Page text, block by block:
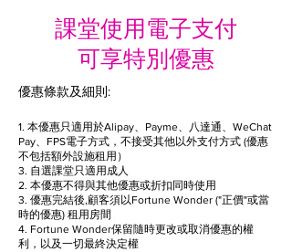
課堂使用電子支付
可享特別優惠
優惠條款及細則:
1. 本優惠只適用於Alipay、Payme、八達通、WeChat
Pay、FPS電子方式，不接受其他以外支付方式 (優惠
不包括額外設施租用）
3. 自選課堂只適用成人
2. 本優惠不得與其他優惠或折扣同時使用
3. 優惠完結後,顧客須以Fortune Wonder ("正價"或當
時的優惠) 租用房間
4. Fortune Wonder保留隨時更改或取消優惠的權
利，以及一切最終決定權